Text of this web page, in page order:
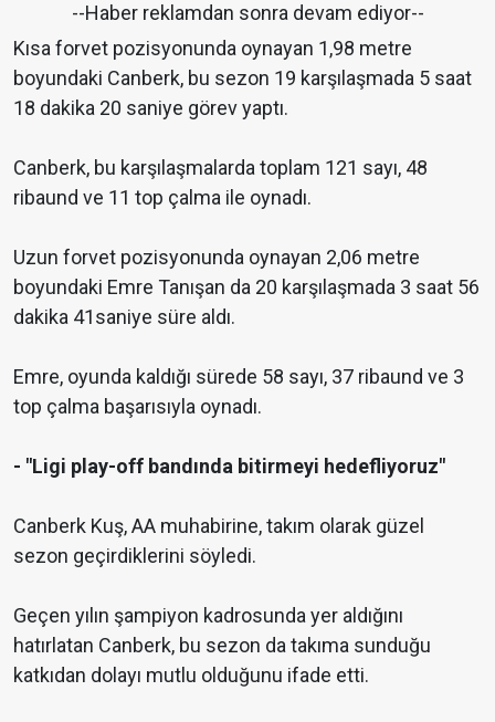
--Haber reklamdan sonra devam ediyor--
Kısa forvet pozisyonunda oynayan 1,98 metre
boyundaki Canberk, bu sezon 19 karşılaşmada 5 saat
18 dakika 20 saniye görev yaptı.
Canberk, bu karşılaşmalarda toplam 121 sayı, 48
ribaund ve 11 top çalma ile oynadı.
Uzun forvet pozisyonunda oynayan 2,06 metre
boyundaki Emre Tanışan da 20 karşılaşmada 3 saat 56
dakika 41saniye süre aldı.
Emre, oyunda kaldığı sürede 58 sayı, 37 ribaund ve 3
top çalma başarısıyla oynadı.
- "Ligi play-off bandında bitirmeyi hedefliyoruz"
Canberk Kuş, AA muhabirine, takım olarak güzel
sezon geçirdiklerini söyledi.
Geçen yılın şampiyon kadrosunda yer aldığını
hatırlatan Canberk, bu sezon da takıma sunduğu
katkıdan dolayı mutlu olduğunu ifade etti.